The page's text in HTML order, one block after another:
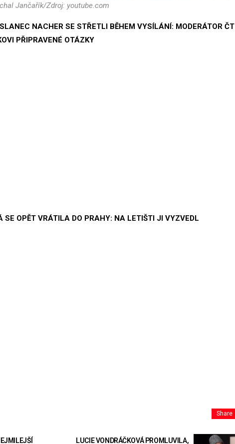
Jančařík/Zdroj: youtube.com
NACHER SE STŘETLI BĚHEM VYSÍLÁNÍ: MODERÁTOR ČT
PŘIPRAVENÉ OTÁZKY
SE OPĚT VRÁTILA DO PRAHY: NA LETIŠTI JI VYZVEDL
Share
LUCIE VONDRÁČKOVÁ PROMLUVILA,